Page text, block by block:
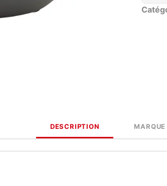
DESCRIPTION MARQUE